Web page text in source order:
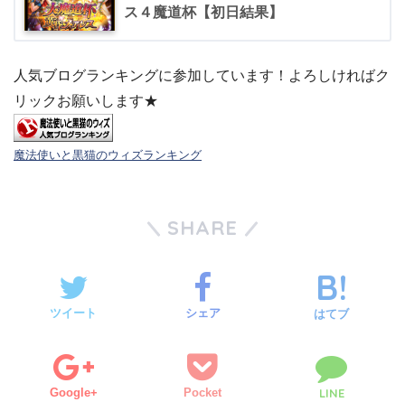
ス４魔道杯【初日結果】
人気ブログランキングに参加しています！よろしければク
リックお願いします★
魔法使いと黒猫のウィズランキング
SHARE
ツイート シェア はてブ
Google+ Pocket LINE